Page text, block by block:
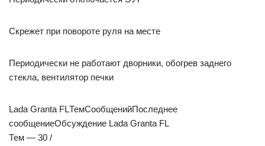
Скрежет при повороте руля на месте
Периодически не работают дворники, обогрев заднего
стекла, вентилятор печки
Lada Granta FLТемСообщенийПоследнее
сообщениеОбсуждение Lada Granta FL
Тем — 30 /